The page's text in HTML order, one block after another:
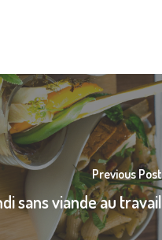
Previous Post
sans viande au travail